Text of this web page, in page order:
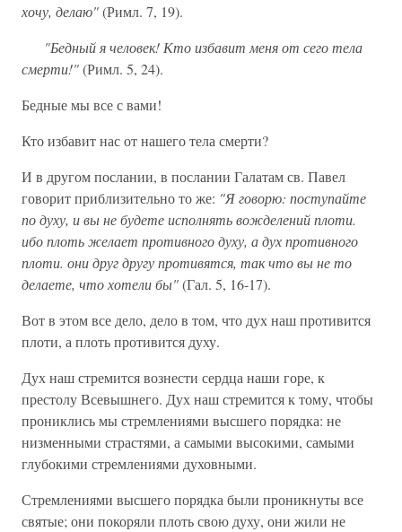
хочу, делаю"(Римл. 7, 19).
"Бедный я человек! Кто избавит меня от сего тела
смерти!"(Римл. 5, 24).
Бедные мы все с вами!
Кто избавит нас от нашего тела смерти?
И в другом послании, в послании Галатам св. Павел
говорит приблизительно то же: "Я говорю: поступайте
по духу, и вы не будете исполнять вожделений плоти.
ибо плоть желает противного духу, а дух противного
плоти. они друг другу противятся, так что вы не то
делаете, что хотели бы"(Гал. 5, 16-17).
Вот в этом все дело, дело в том, что дух наш противится
плоти, а плоть противится духу.
Дух наш стремится вознести сердца наши горе, к
престолу Всевышнего. Дух наш стремится к тому, чтобы
прониклись мы стремлениями высшего порядка: не
низменными страстями, а самыми высокими, самыми
глубокими стремлениями духовными.
Стремлениями высшего порядка были проникнуты все
святые; они покоряли плоть свою духу, они жили не